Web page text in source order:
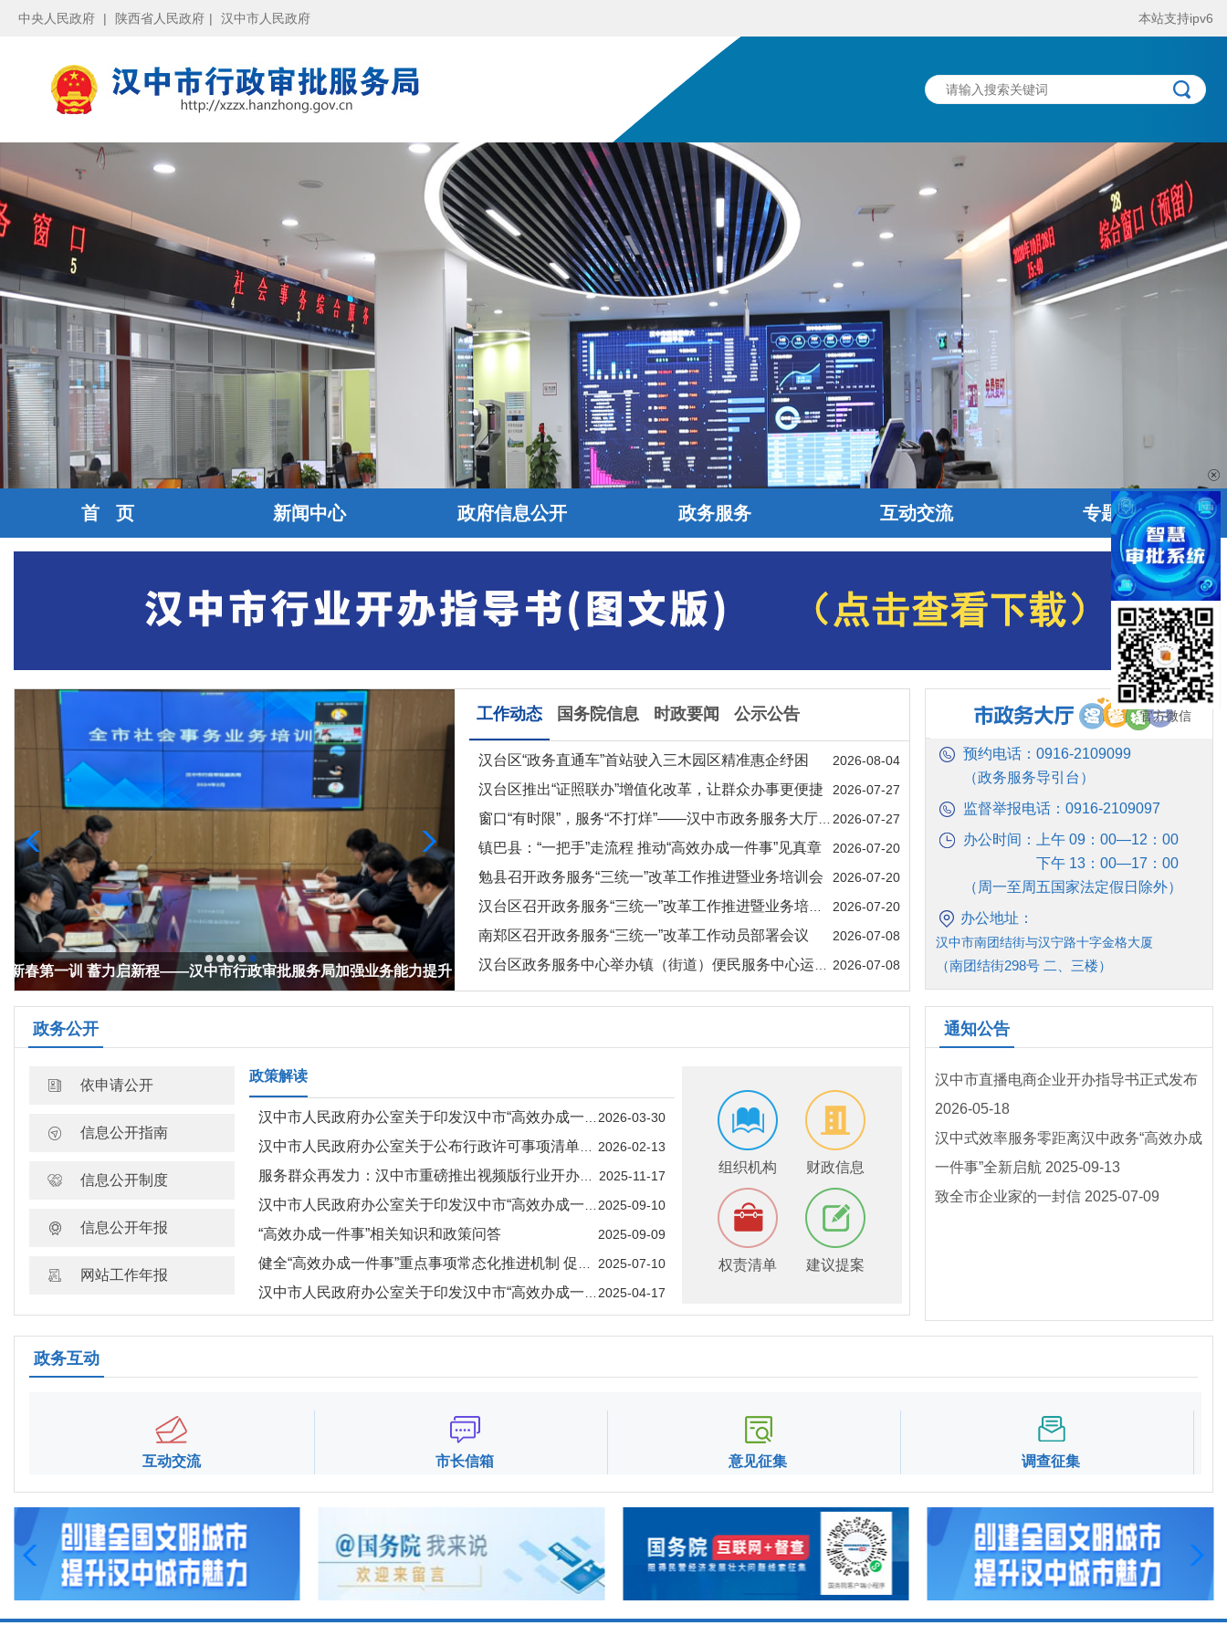
中央人民政府 | 陕西省人民政府 | 汉中市人民政府 本站支持ipv6
首 页 新闻中心 政府信息公开 政务服务 互动交流 专题专栏
新春第一训 蓄力启新程——汉中市行政审批服务局加强业务能力提升
培训
窗口“有时限”，服务“不打烊”——汉中市政务服务大厅以延时“温
度”跑出助企“加速度”
工作动态 国务院信息 时政要闻 公示公告
2026-08-04
汉台区“政务直通车”首站驶入三木园区精准惠企纾困
2026-07-27
汉台区推出“证照联办”增值化改革，让群众办事更便捷
2026-07-27
窗口“有时限”，服务“不打烊”——汉中市政务服务大厅以延时“温度”跑出助企“加速度”
2026-07-20
镇巴县：“一把手”走流程 推动“高效办成一件事”见真章
2026-07-20
勉县召开政务服务“三统一”改革工作推进暨业务培训会
2026-07-20
汉台区召开政务服务“三统一”改革工作推进暨业务培训会
2026-07-08
南郑区召开政务服务“三统一”改革工作动员部署会议
2026-07-08
汉台区政务服务中心举办镇（街道）便民服务中心运行管理专题培训
预约电话：0916-2109099
（政务服务导引台）
监督举报电话：0916-2109097
办公时间：上午 09：00—12：00
下午 13：00—17：00
（周一至周五国家法定假日除外）
办公地址：
汉中市南团结街与汉宁路十字金格大厦
（南团结街298号 二、三楼）
政务公开
依申请公开
信息公开指南
信息公开制度
信息公开年报
网站工作年报
政策解读
2026-03-30
汉中市人民政府办公室关于印发汉中市“高效办成一件事”2026年度第一批重点事项清单的通知
2026-02-13
汉中市人民政府办公室关于公布行政许可事项清单（2025年版）的通知
2025-11-17
服务群众再发力：汉中市重磅推出视频版行业开办指导书
2025-09-10
汉中市人民政府办公室关于印发汉中市“高效办成一件事”2025年度第二批重点事项清单的通知
2025-09-09
“高效办成一件事”相关知识和政策问答
2025-07-10
健全“高效办成一件事”重点事项常态化推进机制 促进营商环境改善和行政效能提升
2025-04-17
汉中市人民政府办公室关于印发汉中市“高效办成一件事”2025年度第一批重点事项清单的通知
组织机构 财政信息
权责清单 建议提案
通知公告
汉中市直播电商企业开办指导书正式发布
2026-05-18
汉中式效率服务零距离汉中政务“高效办成
一件事”全新启航 2025-09-13
致全市企业家的一封信 2025-07-09
政务互动
互动交流 市长信箱 意见征集 调查征集
官方微信